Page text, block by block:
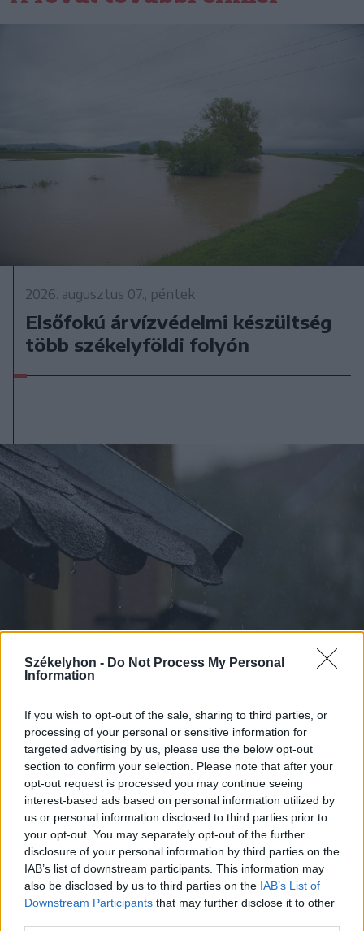
Székelyhon - Do Not Process My Personal
Information
If you wish to opt-out of the sale, sharing to third parties, or
processing of your personal or sensitive information for
targeted advertising by us, please use the below opt-out
section to confirm your selection. Please note that after your
opt-out request is processed you may continue seeing
interest-based ads based on personal information utilized by
us or personal information disclosed to third parties prior to
your opt-out. You may separately opt-out of the further
disclosure of your personal information by third parties on the
IAB’s list of downstream participants. This information may
also be disclosed by us to third parties on the IAB’s List of
Downstream Participants that may further disclose it to other
2026. augusztus 07., péntek
Elsőfokú árvízvédelmi készültség
több székelyföldi folyón
2026. augusztus 07., péntek
Viharok hozhatnak felfrissülést a
székelyföldi megyékben